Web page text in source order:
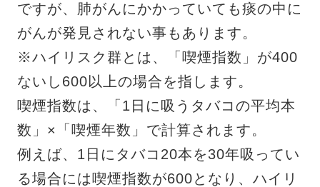
ですが、肺がんにかかっていても痰の中に
がんが発見されない事もあります。
※ハイリスク群とは、「喫煙指数」が400
ないし600以上の場合を指します。
喫煙指数は、「1日に吸うタバコの平均本
数」×「喫煙年数」で計算されます。
例えば、1日にタバコ20本を30年吸ってい
る場合には喫煙指数が600となり、ハイリ